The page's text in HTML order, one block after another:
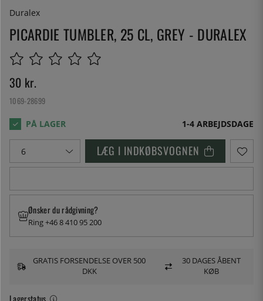
Duralex
PICARDIE TUMBLER, 25 CL, GREY - DURALEX
30 kr.
1069-28699
1-4 ARBEJDSDAGE
LÆG I INDKØBSVOGNEN
Lagerstatus
Ønsker du rådgivning?
Ring +46 8 410 95 200
GRATIS FORSENDELSE OVER 500
DKK
30 DAGES ÅBENT
KØB